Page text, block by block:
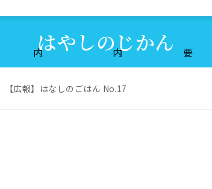
内 内 要
はやしのじかん
【広報】はなしのごはん No.17